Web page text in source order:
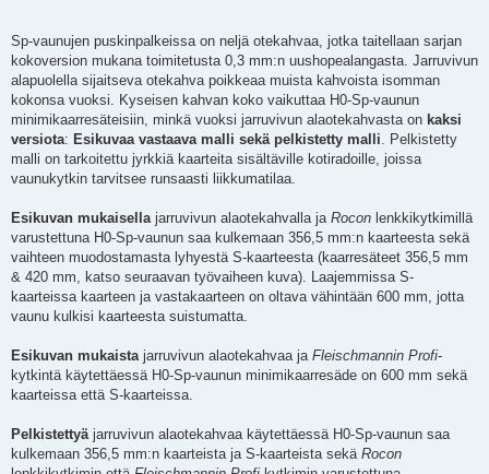
t
i
Sp-vaunujen puskinpalkeissa on neljä otekahvaa, jotka taitellaan sarjan
kokoversion mukana toimitetusta 0,3 mm:n uushopealangasta. Jarruvivun
alapuolella sijaitseva otekahva poikkeaa muista kahvoista isomman
kokonsa vuoksi. Kyseisen kahvan koko vaikuttaa H0-Sp-vaunun
minimikaarresäteisiin, minkä vuoksi jarruvivun alaotekahvasta on kaksi
versiota: Esikuvaa vastaava malli sekä pelkistetty malli . Pelkistetty
malli on tarkoitettu jyrkkiä kaarteita sisältäville kotiradoille, joissa
vaunukytkin tarvitsee runsaasti liikkumatilaa.
Esikuvan mukaisella jarruvivun alaotekahvalla ja Rocon lenkkikytkimillä
varustettuna H0-Sp-vaunun saa kulkemaan 356,5 mm:n kaarteesta sekä
vaihteen muodostamasta lyhyestä S-kaarteesta (kaarresäteet 356,5 mm
& 420 mm, katso seuraavan työvaiheen kuva). Laajemmissa S-
kaarteissa kaarteen ja vastakaarteen on oltava vähintään 600 mm, jotta
vaunu kulkisi kaarteesta suistumatta.
Esikuvan mukaista jarruvivun alaotekahvaa ja Fleischmannin Profi-
kytkintä käytettäessä H0-Sp-vaunun minimikaarresäde on 600 mm sekä
kaarteissa että S-kaarteissa.
Pelkistettyä jarruvivun alaotekahvaa käytettäessä H0-Sp-vaunun saa
kulkemaan 356,5 mm:n kaarteista ja S-kaarteista sekä Rocon